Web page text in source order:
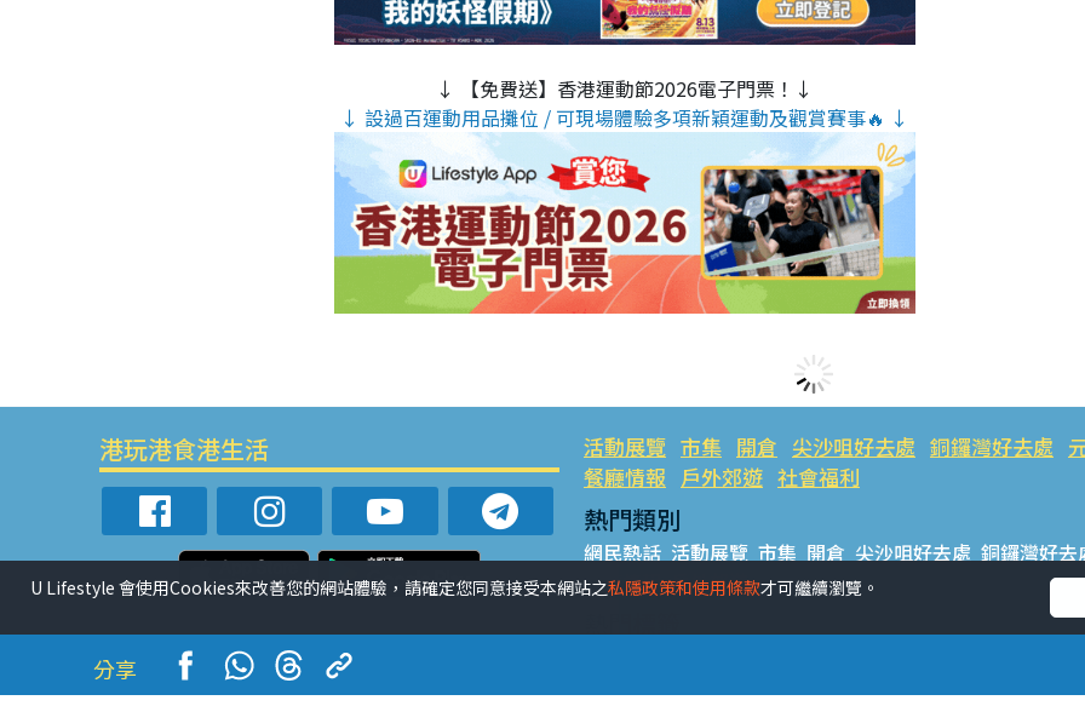
↓ 【免費送】香港運動節2026電子門票！↓
↓ 設過百運動用品攤位 / 可現場體驗多項新穎運動及觀賞賽事🔥 ↓
分享
港玩港食港生活 活動展覽 市集 開倉 尖沙咀好去處 銅鑼灣好去處
餐廳情報 戶外郊遊 社會福利
熱門類別
網民熱話 活動展覽 市集 開倉 尖沙咀好去處 銅鑼灣好去
餐廳情報 戶外郊遊
U Lifestyle 會使用Cookies來改善您的網站體驗，請確定您同意接受本網站之私隱政策和使用條款才可繼續瀏覽。